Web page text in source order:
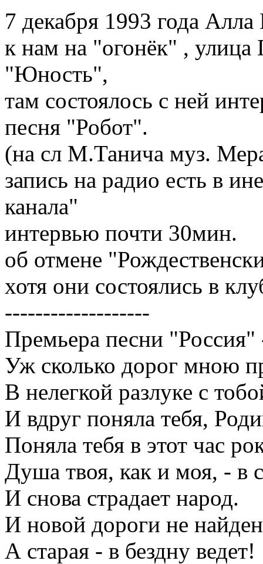
7 декабря 1993 года Алла
к нам на "огонёк" , улица
"Юность",
там состоялось с ней
песня "Робот".
(на сл М.Танича муз.
запись на радио есть в
канала"
интервью почти 30мин.
об отмене
хотя они состоялись в
-------------------
Премьера песни "Россия"
Уж сколько дорог мною
В нелегкой разлуке с
И вдруг поняла тебя,
Поняла тебя в этот час
Душа твоя, как и моя, - в
И снова страдает народ.
И новой дороги не
А старая - в бездну ведет!